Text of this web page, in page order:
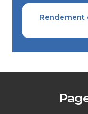
Rendement